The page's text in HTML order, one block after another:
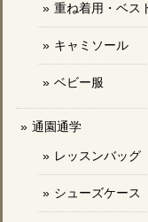
重ね着用・ベス
キャミソール
ベビー服
通園通学
レッスンバッグ
シューズケース